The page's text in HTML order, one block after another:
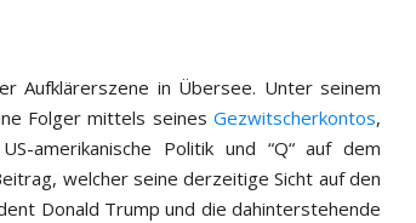
Aufklärerszene in Übersee. Unter seinem
Folger mittels seines Gezwitscherkontos,
amerikanische Politik und “Q“ auf dem
welcher seine derzeitige Sicht auf den
Donald Trump und die dahinterstehende